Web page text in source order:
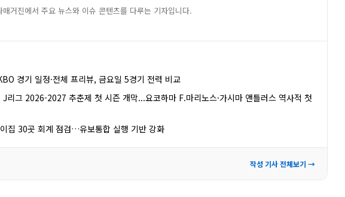
매거진에서 주요 뉴스와 이슈 콘텐츠를 다루는 기자입니다.
경기 일정·전체 프리뷰, 금요일 5경기 전력 비교
리그 2026-2027 추춘제 첫 시즌 개막...요코하마 F.마리노스·가시마 앤틀러스 역사적 첫
집 30곳 회계 점검…유보통합 실행 기반 강화
작성 기사 전체보기 →